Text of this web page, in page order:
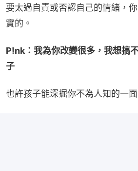
要太過自責或否認自己的情緒，
實的。
P!nk：我為你改變很多，我想搞
子
也許孩子能深掘你不為人知的一面